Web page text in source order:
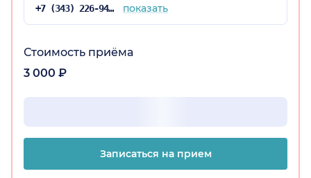
+7 (343) 226-94-36 показать
Стоимость приёма
3 000 ₽
Записаться на прием